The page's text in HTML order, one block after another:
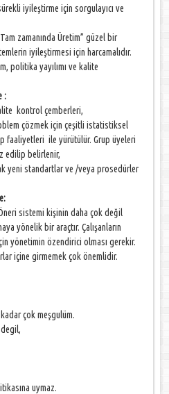
iyileştirme için sorgulayıcı ve
zamanında Üretim” güzel bir
iyileştirmesi için harcamalıdır.
politika yayılımı ve kalite
:
kontrol çemberleri,
çözmek için çeşitli istatistiksel
faaliyetleri ile yürütülür. Grup üyeleri
edilip belirlenir,
yeni standartlar ve /veya prosedürler
sistemi kişinin daha çok değil
yönelik bir araçtır. Çalışanların
yönetimin özendirici olması gerekir.
içine girmemek çok önemlidir.
çok meşgulüm.
uymaz.